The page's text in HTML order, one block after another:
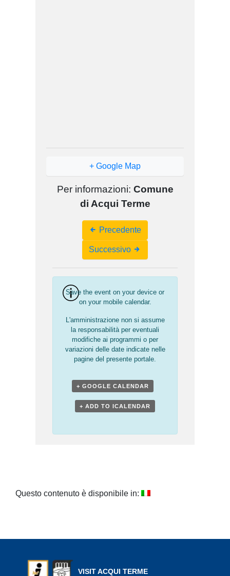
+ Google Map
Per informazioni: Comune
di Acqui Terme
Navigation
Precedente
Successivo
Save the event on your device or
on your mobile calendar.
L'amministrazione non si assume
la responsabilità per eventuali
modifiche ai programmi o per
variazioni delle date indicate nelle
pagine del presente portale.
+ GOOGLE CALENDAR
+ ADD TO ICALENDAR
Questo contenuto è disponibile in:
VISIT ACQUI TERME